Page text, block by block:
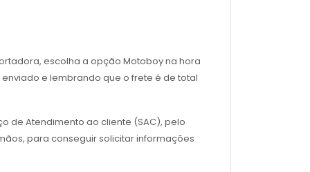
escolha a opção Motoboy na hora
e lembrando que o frete é de total
de Atendimento ao cliente (SAC), pelo
para conseguir solicitar informações